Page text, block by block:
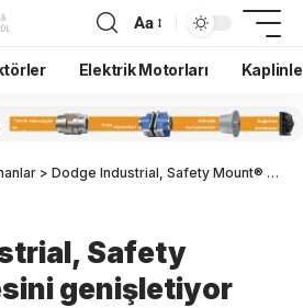
Aa
Elektrik Motorları
> Dodge Industrial, Safety Mount® ailesini genişletiyor
Safety
genişletiyor